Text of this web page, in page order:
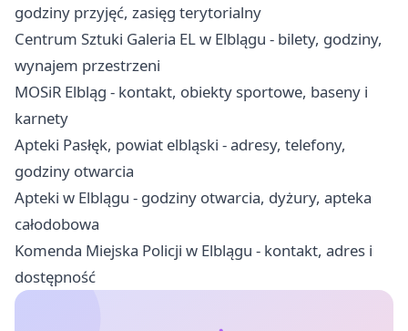
godziny przyjęć, zasięg terytorialny
Centrum Sztuki Galeria EL w Elblągu - bilety, godziny,
wynajem przestrzeni
MOSiR Elbląg - kontakt, obiekty sportowe, baseny i
karnety
Apteki Pasłęk, powiat elbląski - adresy, telefony,
godziny otwarcia
Apteki w Elblągu - godziny otwarcia, dyżury, apteka
całodobowa
Komenda Miejska Policji w Elblągu - kontakt, adres i
dostępność